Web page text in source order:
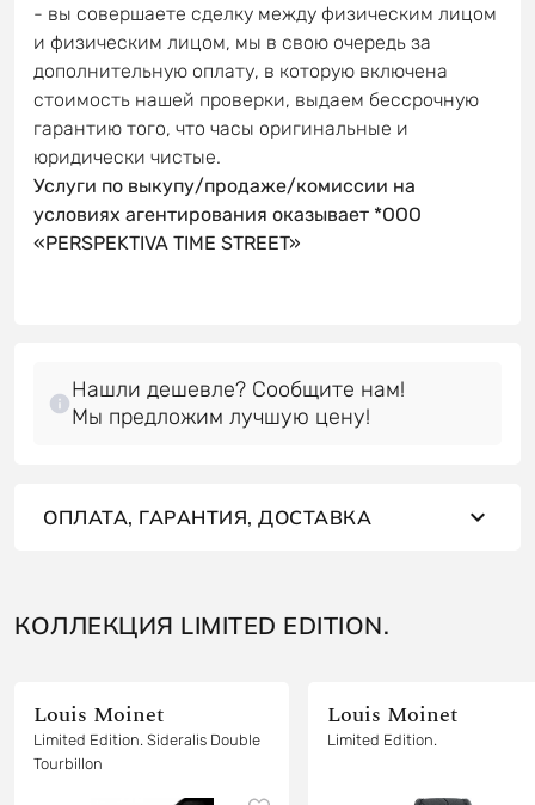
- вы совершаете сделку между физическим лицом
и физическим лицом, мы в свою очередь за
дополнительную оплату, в которую включена
стоимость нашей проверки, выдаем бессрочную
гарантию того, что часы оригинальные и
юридически чистые.
Услуги по выкупу/продаже/комиссии на
условиях агентирования оказывает *OOO
«PERSPEKTIVA TIME STREET»
Нашли дешевле? Сообщите нам!
Мы предложим лучшую цену!
ОПЛАТА, ГАРАНТИЯ, ДОСТАВКА
КОЛЛЕКЦИЯ LIMITED EDITION.
Louis Moinet
Limited Edition. Sideralis Double
Tourbillon
Louis Moinet
Limited Edition.